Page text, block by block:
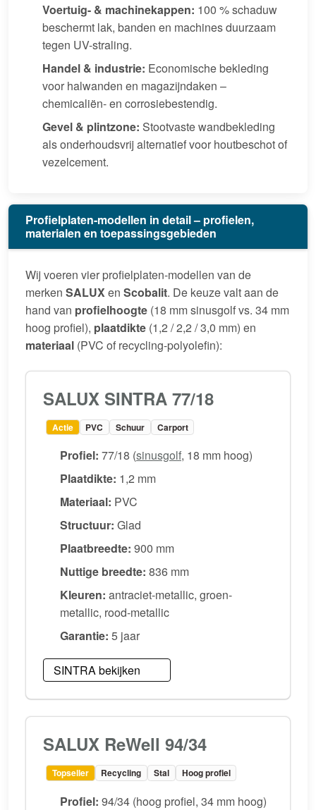
Voertuig- & machinekappen: 100 % schaduw
beschermt lak, banden en machines duurzaam
tegen UV-straling.
Handel & industrie: Economische bekleding
voor halwanden en magazijndaken –
chemicaliën- en corrosiebestendig.
Gevel & plintzone: Stootvaste wandbekleding
als onderhoudsvrij alternatief voor houtbeschot of
vezelcement.
Profielplaten-modellen in detail – profielen,
materialen en toepassingsgebieden
Wij voeren vier profielplaten-modellen van de
merken SALUXen Scobalit. De keuze valt aan de
hand van profielhoogte (18 mm sinusgolf vs. 34 mm
hoog profiel), plaatdikte (1,2 / 2,2 / 3,0 mm) en
materiaal (PVC of recycling-polyolefin):
SALUX SINTRA 77/18
Actie PVC Schuur Carport
Profiel: 77/18 (sinusgolf, 18 mm hoog)
Plaatdikte: 1,2 mm
Materiaal: PVC
Structuur: Glad
Plaatbreedte: 900 mm
Nuttige breedte: 836 mm
Kleuren: antraciet-metallic, groen-
metallic, rood-metallic
Garantie: 5 jaar
SINTRA bekijken
SALUX ReWell 94/34
Topseller Recycling Stal Hoog profiel
Profiel: 94/34 (hoog profiel, 34 mm hoog)